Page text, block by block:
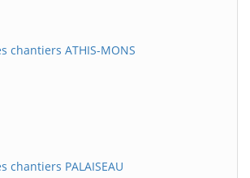
chantiers ATHIS-MONS
chantiers PALAISEAU